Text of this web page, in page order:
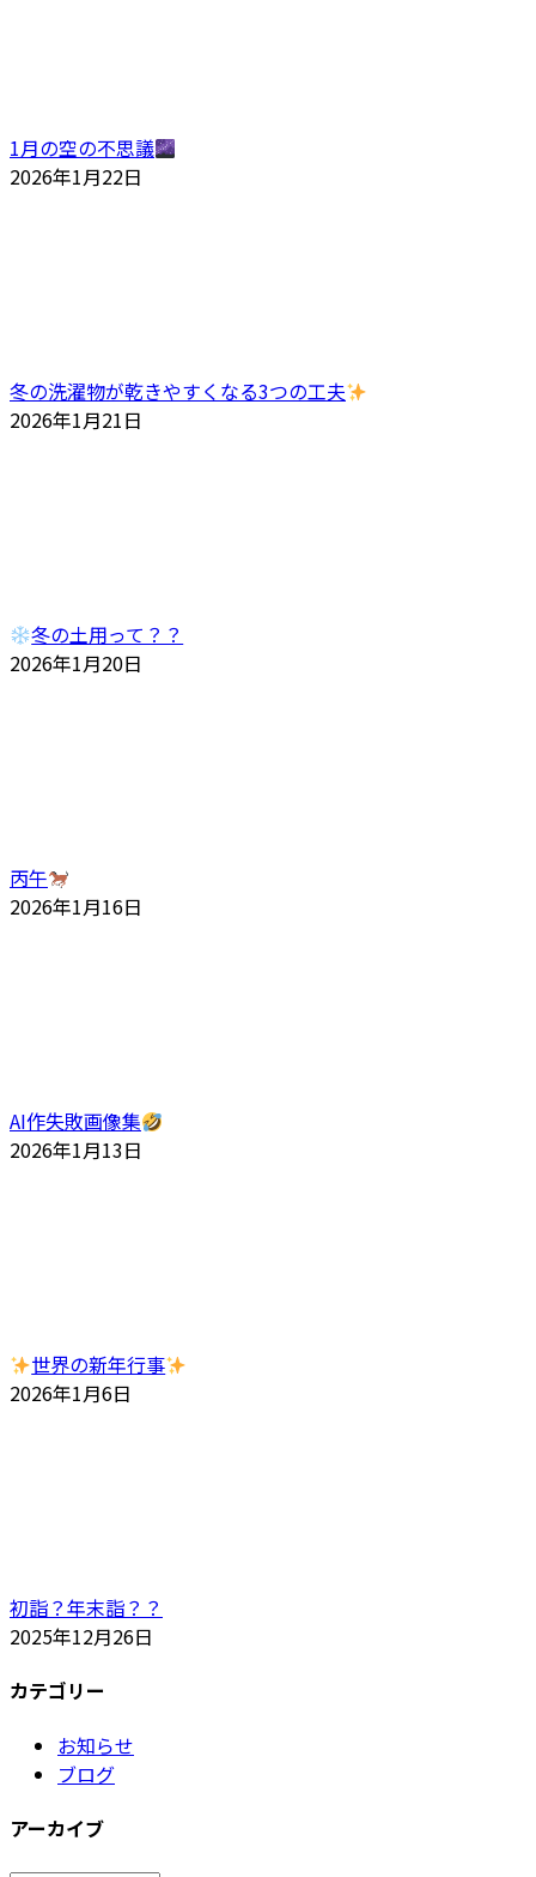
1月の空の不思議
2026年1月22日
冬の洗濯物が乾きやすくなる3つの工夫
2026年1月21日
冬の土用って？？
2026年1月20日
丙午
2026年1月16日
AI作失敗画像集
2026年1月13日
世界の新年行事
2026年1月6日
初詣？年末詣？？
2025年12月26日
カテゴリー
お知らせ
ブログ
アーカイブ